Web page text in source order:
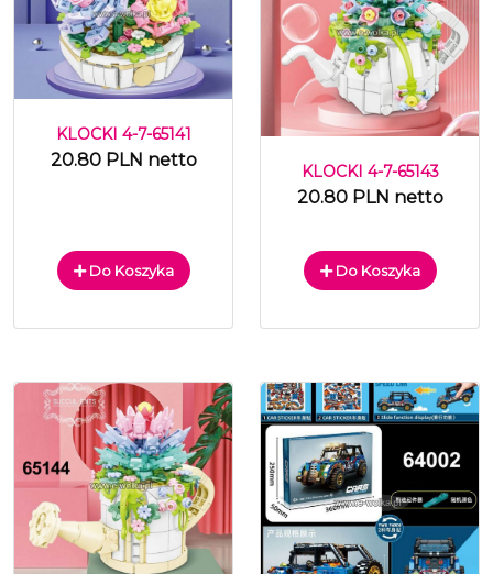
KLOCKI 4-7-65141
20.80 PLN netto
Do Koszyka
KLOCKI 4-7-65143
20.80 PLN netto
Do Koszyka